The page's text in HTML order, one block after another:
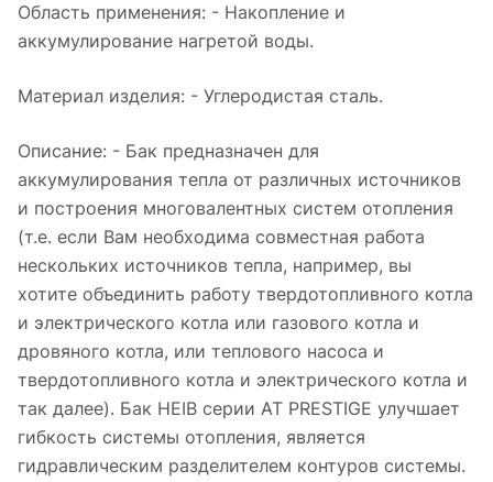
Область применения: - Накопление и
аккумулирование нагретой воды.
Материал изделия: - Углеродистая сталь.
Описание: - Бак предназначен для
аккумулирования тепла от различных источников
и построения многовалентных систем отопления
(т.е. если Вам необходима совместная работа
нескольких источников тепла, например, вы
хотите объединить работу твердотопливного котла
и электрического котла или газового котла и
дровяного котла, или теплового насоса и
твердотопливного котла и электрического котла и
так далее). Бак HEIB серии AT PRESTIGE улучшает
гибкость системы отопления, является
гидравлическим разделителем контуров системы.